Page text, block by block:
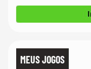
MEUS JOGOS